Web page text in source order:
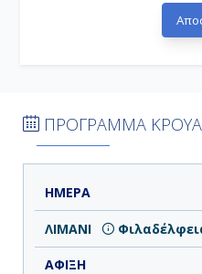
ΠΡΟΓΡΑΜΜΑ
ΗΜΕΡΑ